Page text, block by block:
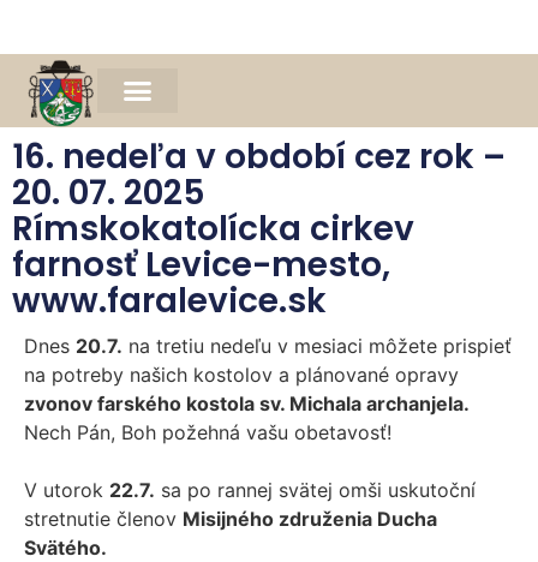
16. nedeľa v období cez rok –
20. 07. 2025
Rímskokatolícka cirkev
farnosť Levice-mesto,
www.faralevice.sk
Dnes 20.7. na tretiu nedeľu v mesiaci môžete prispieť
na potreby našich kostolov a plánované opravy
zvonov farského kostola sv. Michala archanjela.
Nech Pán, Boh požehná vašu obetavosť!
V utorok 22.7. sa po rannej svätej omši uskutoční
stretnutie členov Misijného združenia Ducha
Svätého.